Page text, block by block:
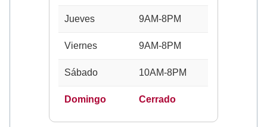
Jueves 9AM-8PM
Viernes 9AM-8PM
Sábado 10AM-8PM
Domingo Cerrado